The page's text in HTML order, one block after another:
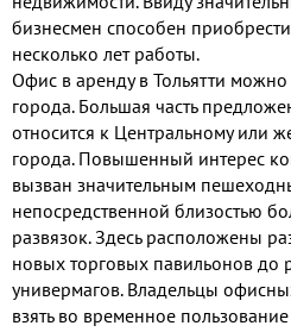
пожарной
бизнесмен способен
несколько лет работы.
Офис в аренду в Тольятти
города. Большая часть
относится к Центральному или
города. Повышенный интерес
вызван значительным
непосредственной близостью
развязок. Здесь расположены
новых торговых павильонов до
универмагов. Владельцы
взять во временное